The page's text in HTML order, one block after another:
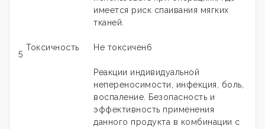
имеется риск спаивания мягких
тканей.
5
Токсичность Не токсичен6
Реакции индивидуальной
непереносимости, инфекция, боль,
воспаление. Безопасность и
эффективность применения
данного продукта в комбинации с